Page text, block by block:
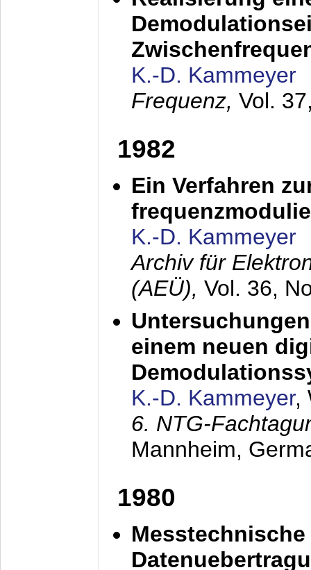
K.-D. Kammeyer
Frequenz, Vol.
1982
Ein Verfahren
K.-D. Kammeyer
Archiv für
(AEÜ), Vol. 36,
einem neuen
K.-D. Kammeyer,
6. NTG-
Mannheim,
1980